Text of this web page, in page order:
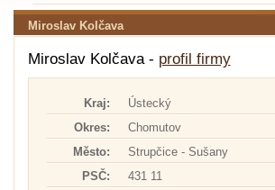
Miroslav Kolčava
Miroslav Kolčava - profil firmy
Kraj:
Ústecký
Okres:
Chomutov
Město:
Strupčice - Sušany
PSČ:
431 11